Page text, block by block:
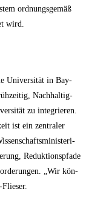
ord­nungs­ge­mäß
wird.
Uni­ver­si­tät in Bay­
Nach­hal­tig­
zu inte­grie­ren.
ist ein zen­tra­ler
Reduk­ti­ons­pfa­de
„Wir kön­
Flieser.